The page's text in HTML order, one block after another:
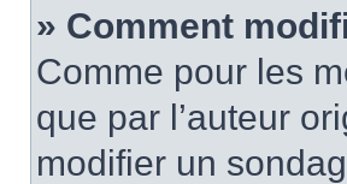
» Comment
Comme pour les
que par l’auteur
modifier un